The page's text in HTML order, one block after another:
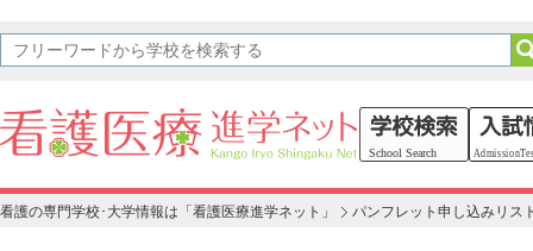
看護の専門学校･大学情報は「看護医療進学ネット」 パンフレット申し込みリス